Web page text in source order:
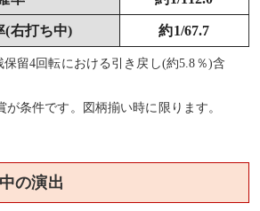
(右打ち中) 約1/67.7
留4回転における引き戻し(約5.8％)含
条件です。図柄揃い時に限ります。
の演出